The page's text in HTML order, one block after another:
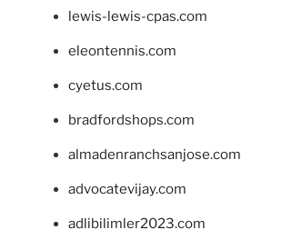
lewis-lewis-cpas.com
eleontennis.com
cyetus.com
bradfordshops.com
almadenranchsanjose.com
advocatevijay.com
adlibilimler2023.com